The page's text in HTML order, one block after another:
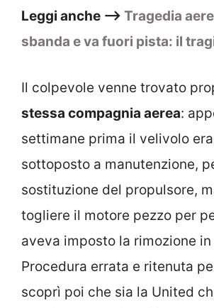
Leggi anche –> Tragedia
sbanda e va fuori pista: il
Il colpevole venne trovato
stessa compagnia aerea:
settimane prima il velivolo
sottoposto a manutenzione,
sostituzione del propulsore,
togliere il motore pezzo per
aveva imposto la rimozione
Procedura errata e ritenuta
scoprì poi che sia la United